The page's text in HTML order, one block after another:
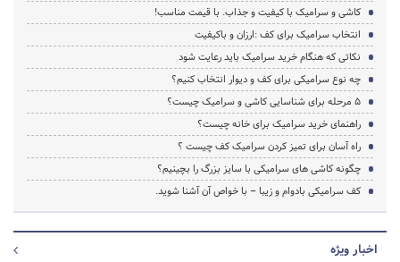
کاشی و سرامیک با کیفیت و جذاب. با قیمت مناسب!
انتخاب سرامیک برای کف :ارزان و باکیفیت
نکاتی که هنگام خرید سرامیک باید رعایت شود
چه نوع سرامیکی برای کف و دیوار انتخاب کنیم؟
5 مرحله برای شناسایی کاشی و سرامیک چیست؟
راهنمای خرید سرامیک برای خانه چیست؟
راه آسان برای تمیز کردن سرامیک کف چیست ؟
چگونه کاشی های سرامیکی با سایز بزرگ را بچینیم؟
کف سرامیکی بادوام و زیبا – با خواص آن آشنا شوید.
اخبار ویژه